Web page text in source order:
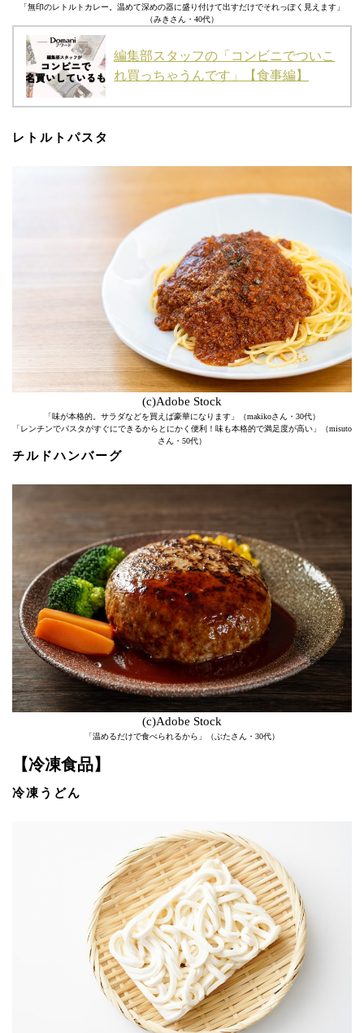
「無印のレトルトカレー。温めて深めの器に盛り付けて出すだけでそれっぽく見えます」
（みきさん・40代）
編集部スタッフの「コンビニでついこ
れ買っちゃうんです」【食事編】
レトルトパスタ
(c)Adobe Stock
「味が本格的。サラダなどを買えば豪華になります」（makikoさん・30代）
「レンチンでパスタがすぐにできるからとにかく便利！味も本格的で満足度が高い」（misuto
さん・50代）
チルドハンバーグ
(c)Adobe Stock
「温めるだけで食べられるから」（ぶたさん・30代）
【冷凍食品】
冷凍うどん